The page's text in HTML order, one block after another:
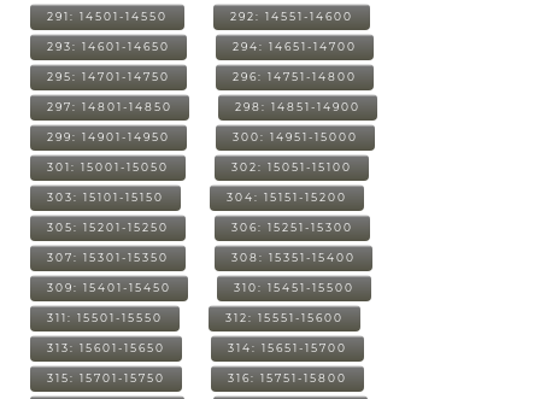
291: 14501-14550 292: 14551-14600
293: 14601-14650 294: 14651-14700
295: 14701-14750 296: 14751-14800
297: 14801-14850 298: 14851-14900
299: 14901-14950 300: 14951-15000
301: 15001-15050 302: 15051-15100
303: 15101-15150 304: 15151-15200
305: 15201-15250 306: 15251-15300
307: 15301-15350 308: 15351-15400
309: 15401-15450 310: 15451-15500
311: 15501-15550 312: 15551-15600
313: 15601-15650 314: 15651-15700
315: 15701-15750 316: 15751-15800